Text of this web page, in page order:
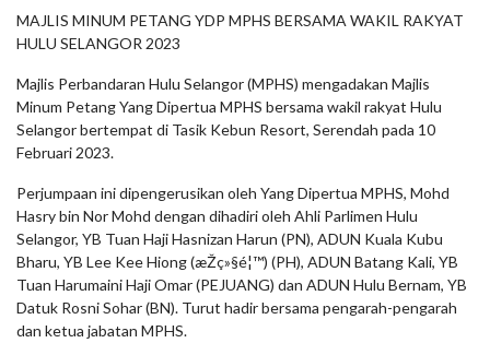
MAJLIS MINUM PETANG YDP MPHS BERSAMA WAKIL RAKYAT
HULU SELANGOR 2023
Majlis Perbandaran Hulu Selangor (MPHS) mengadakan Majlis
Minum Petang Yang Dipertua MPHS bersama wakil rakyat Hulu
Selangor bertempat di Tasik Kebun Resort, Serendah pada 10
Februari 2023.
Perjumpaan ini dipengerusikan oleh Yang Dipertua MPHS, Mohd
Hasry bin Nor Mohd dengan dihadiri oleh Ahli Parlimen Hulu
Selangor, YB Tuan Haji Hasnizan Harun (PN), ADUN Kuala Kubu
Bharu, YB Lee Kee Hiong (æŽç»§é¦™) (PH), ADUN Batang Kali, YB
Tuan Harumaini Haji Omar (PEJUANG) dan ADUN Hulu Bernam, YB
Datuk Rosni Sohar (BN). Turut hadir bersama pengarah-pengarah
dan ketua jabatan MPHS.